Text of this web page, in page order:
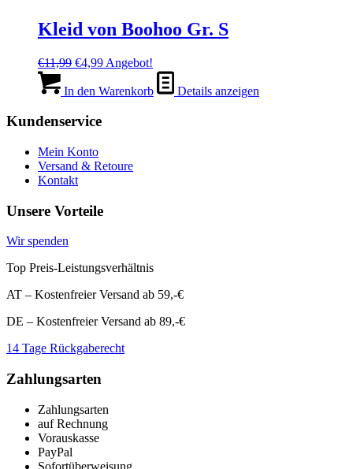
Kleid von Boohoo Gr. S
€11,99 Ursprünglicher
war:
€4,99Aktueller
ist:
Angebot!
In den Warenkorb Details anzeigen
Kundenservice
Mein Konto
Versand & Retoure
Kontakt
Unsere Vorteile
Wir spenden
Top Preis-Leistungsverhältnis
AT – Kostenfreier Versand ab 59,-€
DE – Kostenfreier Versand ab 89,-€
14 Tage Rückgaberecht
Zahlungsarten
Zahlungsarten
auf Rechnung
Vorauskasse
PayPal
Sofortüberweisung